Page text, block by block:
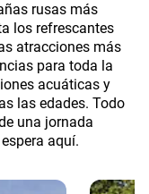
rusas más
los refrescantes
atracciones más
para toda la
acuáticas y
las edades. Todo
una jornada
aquí.